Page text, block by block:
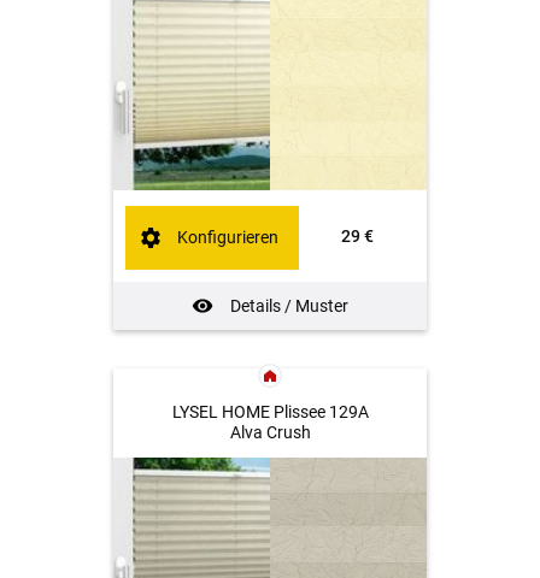
29 €
Details / Muster
Konfigurieren
LYSEL HOME Plissee 129A
Alva Crush